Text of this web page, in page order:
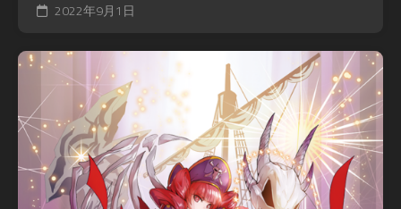
2022年9月1日